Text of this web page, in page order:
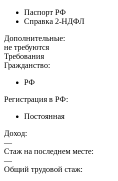
Паспорт РФ
Справка 2-НДФЛ
Дополнительные:
не требуются
Требования
Гражданство:
РФ
Регистрация в РФ:
Постоянная
Доход:
—
Стаж на последнем месте:
—
Общий трудовой стаж: